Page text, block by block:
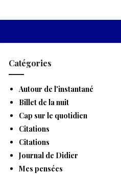
Catégories
Autour de l'instantané
Billet de la nuit
Cap sur le quotidien
Citations
Citations
Journal de Didier
Mes pensées